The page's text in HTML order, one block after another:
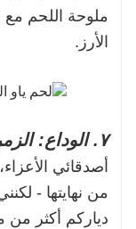
ملوحة اللحم مع
الأرز.
٧. الوداع: الزمرد ينتظر عودتك
أصدقائي
من نهايتها -
دياركم أكثر